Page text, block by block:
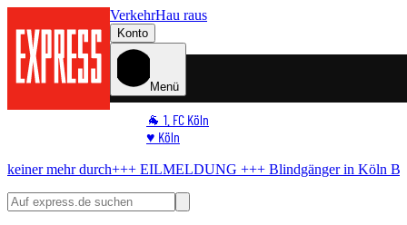
VerkehrHau raus
Konto
Menü
🐐 1. FC Köln
♥️ Köln
🏆 Sport
+++ EILMELDUNG +++Blindgänger in KölnBombe im